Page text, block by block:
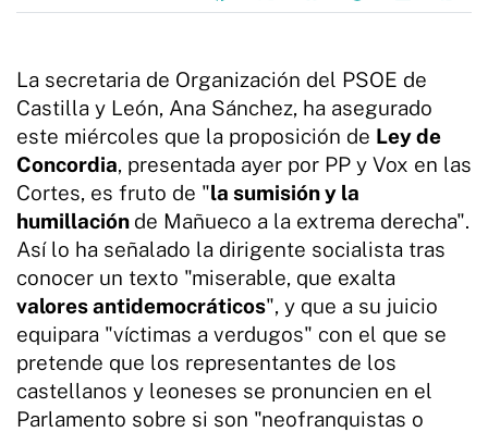
La secretaria de Organización del PSOE de
Castilla y León, Ana Sánchez, ha asegurado
este miércoles que la proposición de Ley de
Concordia, presentada ayer por PP y Vox en las
Cortes, es fruto de "la sumisión y la
humillación de Mañueco a la extrema derecha".
Así lo ha señalado la dirigente socialista tras
conocer un texto "miserable, que exalta
valores antidemocráticos", y que a su juicio
equipara "víctimas a verdugos" con el que se
pretende que los representantes de los
castellanos y leoneses se pronuncien en el
Parlamento sobre si son "neofranquistas o